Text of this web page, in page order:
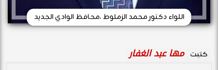
اللواء دكتور محمد الزملوط ،محافظ الوادي الجديد
كتبت مها عبد الغفار